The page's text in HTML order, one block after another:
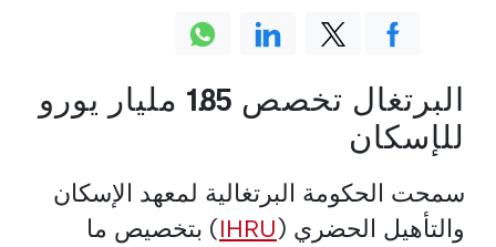
البرتغال تخصص 1.85 مليار يورو
للإسكان
سمحت الحكومة البرتغالية لمعهد الإسكان
والتأهيل الحضري (IHRU) بتخصيص ما